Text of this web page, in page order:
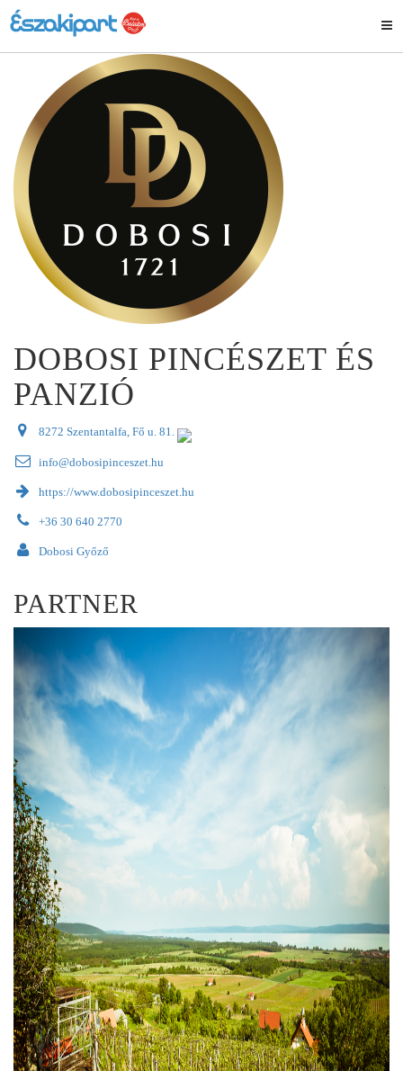
DOBOSI PINCÉSZET ÉS
PANZIÓ
8272 Szentantalfa, Fő u. 81.
info@dobosipinceszet.hu
https://www.dobosipinceszet.hu
+36 30 640 2770
Dobosi Győző
PARTNER